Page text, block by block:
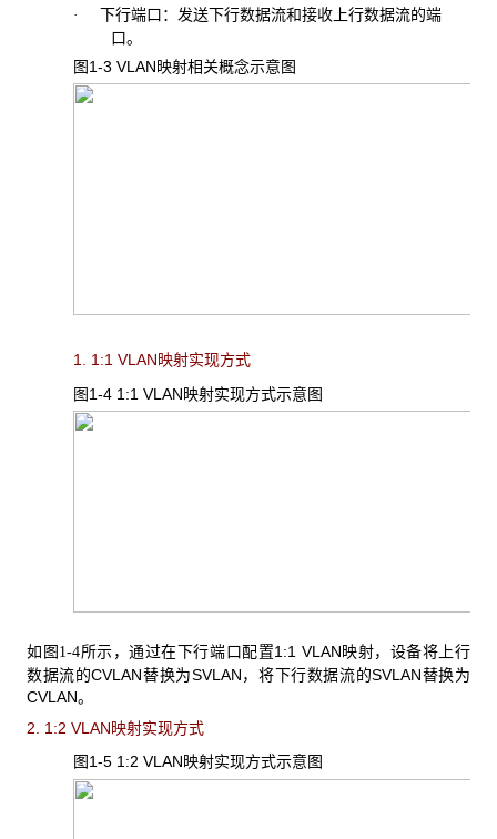
· 下行端口：发送下行数据流和接收上行数据流的端
口。
图1-3 VLAN映射相关概念示意图
1. 1:1 VLAN映射实现方式
图1-4 1:1 VLAN映射实现方式示意图
如 图1-4所示，通过在下行端口配置1:1 VLAN映射，设备将上行
数据流的CVLAN替换为SVLAN，将下行数据流的SVLAN替换为
CVLAN。
2. 1:2 VLAN映射实现方式
图1-5 1:2 VLAN映射实现方式示意图